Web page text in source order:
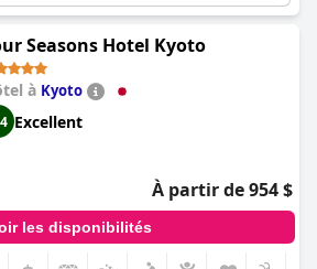
Seasons Hotel Kyoto
à Kyoto
Excellent
À partir de 954 $
les disponibilités